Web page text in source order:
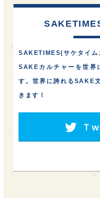
SAKETIMES(サケタイム
SAKEカルチャーを世界
す。世界に誇れるSAKE
きます！